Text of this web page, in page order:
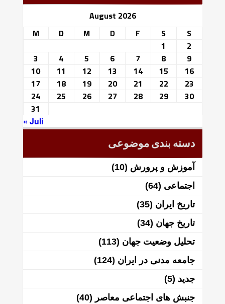
August 2026
M
D M D F S
S
1
2
3
4 5 6 7 8
9
10
11 12 13 14 15
16
17
18 19 20 21 22
23
24
25 26 27 28 29
30
31
« Juli
دسته بندی موضوعی
آموزش و پرورش (10)
اجتماعی (64)
تاریخ ایران (35)
تاریخ جهان (34)
تحلیل وضعیت جهان (113)
جامعه مدنی در ایران (124)
جدید (5)
جنبش های اجتماعی معاصر (40)